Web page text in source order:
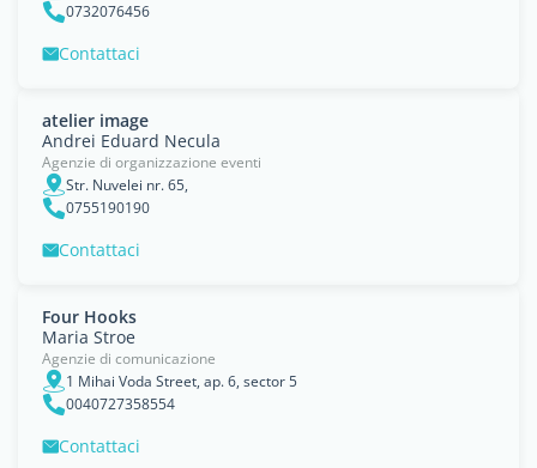
0732076456
Contattaci
atelier image
Andrei Eduard Necula
Agenzie di organizzazione eventi
Str. Nuvelei nr. 65,
0755190190
Contattaci
Four Hooks
Maria Stroe
Agenzie di comunicazione
1 Mihai Voda Street, ap. 6, sector 5
0040727358554
Contattaci